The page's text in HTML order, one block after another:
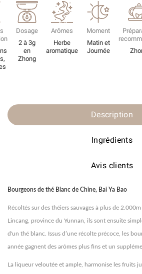
Dosage
2 à 3g
en
Zhong
Arômes
Herbe
aromatique
Moment
Matin et
Journée
Description
Ingrédients
Avis clients
Bourgeons de thé Blanc de Chine, Bai Ya Bao
Récoltés sur des théiers sauvages à plus de
Lincang, province du Yunnan, ils sont ensuite
d'un thé blanc. Issus d’une récolte précoce, les
année gagnent des arômes plus fins et un
La liqueur veloutée et ample, harmonise les fruits